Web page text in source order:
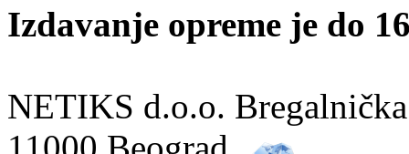
Izdavanje opreme je do
NETIKS d.o.o.